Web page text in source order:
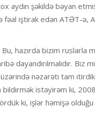
aydın şəkildə bəyan
fəal iştirak edən ATƏT-ə,
hazırda bizim ruslarla
dayandırılmalıdır. Biz
nəzarəti tam
bildirmək istəyirəm ki,
ki, işlər həmişə